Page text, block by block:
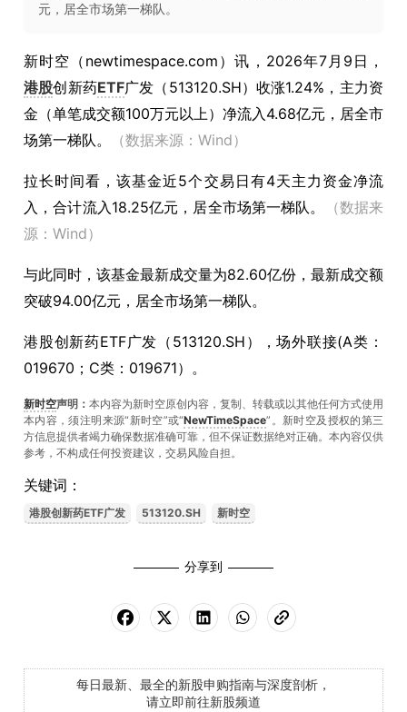
元，居全市场第一梯队。
新时空（ newtimespace.com ）讯， 2026年7月9日，
港股创新药ETF广发（513120.SH）收涨1.24%，主力资
金（单笔成交额100万元以上）净流入4.68亿元，居全市
场第一梯队。
（数据来源：Wind）
拉长时间看，该基金近5个交易日有4天主力资金净流
入，合计流入18.25亿元，居全市场第一梯队。
（数据来
源：Wind）
与此同时，该基金最新成交量为82.60亿份，最新成交额
突破94.00亿元，居全市场第一梯队。
港股创新药ETF广发（513120.SH），场外联接(A类：
019670；C类：019671）。
新时空声明： 本内容为新时空原创内容，复制、转载或以其他任何方式使用
本内容，须注明来源“新时空”或“NewTimeSpace”。新时空及授权的第三
方信息提供者竭力确保数据准确可靠，但不保证数据绝对正确。本內容仅供
参考，不构成任何投资建议，交易风险自担。
关键词：
港股创新药ETF广发 513120.SH 新时空
分享到
每日最新、最全的新股申购指南与深度剖析，
请立即前往新股频道